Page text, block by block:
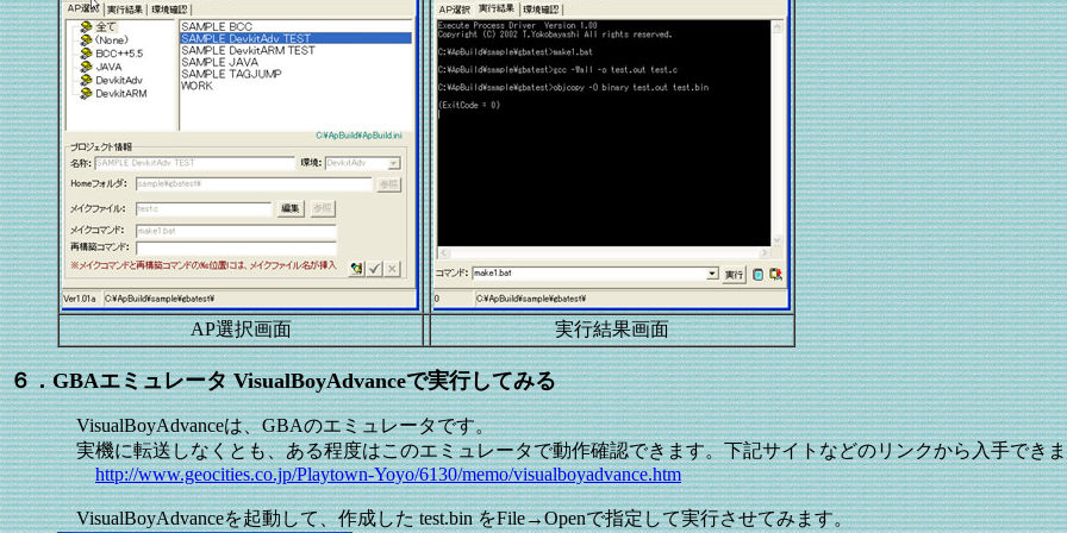
AP選択画面 実行結果画面
６．GBAエミュレータ VisualBoyAdvanceで実行してみる
VisualBoyAdvanceは、GBAのエミュレータです。
実機に転送しなくとも、ある程度はこのエミュレータで動作確認できます。下記サイトなどのリンクから入手でき
http://www.geocities.co.jp/Playtown-Yoyo/6130/memo/visualboyadvance.htm
VisualBoyAdvanceを起動して、作成した test.bin をFile→Openで指定して実行させてみます。